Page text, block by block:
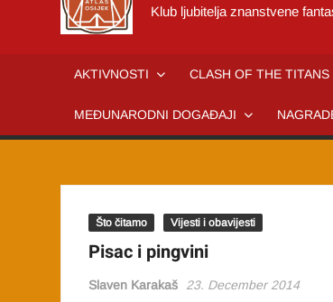
Klub ljubitelja znanstvene
AKTIVNOSTI CLASH OF THE TITANS
MEĐUNARODNI DOGAĐAJI
Što čitamo Vijesti i obavijesti
Pisac i pingvini
Slaven Karakaš 23. December 2014